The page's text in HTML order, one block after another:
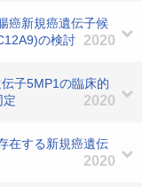
癌新規癌遺伝子候
の検討
2020
子5MP1の臨床的
定
2020
在する新規癌遺伝
2020